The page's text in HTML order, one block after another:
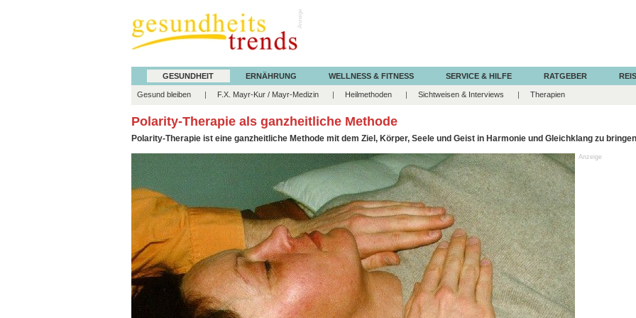
Anzeige
GESUNDHEIT ERNÄHRUNG WELLNESS & FITNESS SERVICE & HILFE RATGEBER
Gesund bleiben F.X. Mayr-Kur / Mayr-Medizin Heilmethoden Sichtweisen & Interviews Therapien
Polarity-Therapie als ganzheitliche Methode
Polarity-Therapie ist eine ganzheitliche Methode mit dem Ziel, Körper, Seele und Geist in Harmonie und Gleichklang zu
Anzeige